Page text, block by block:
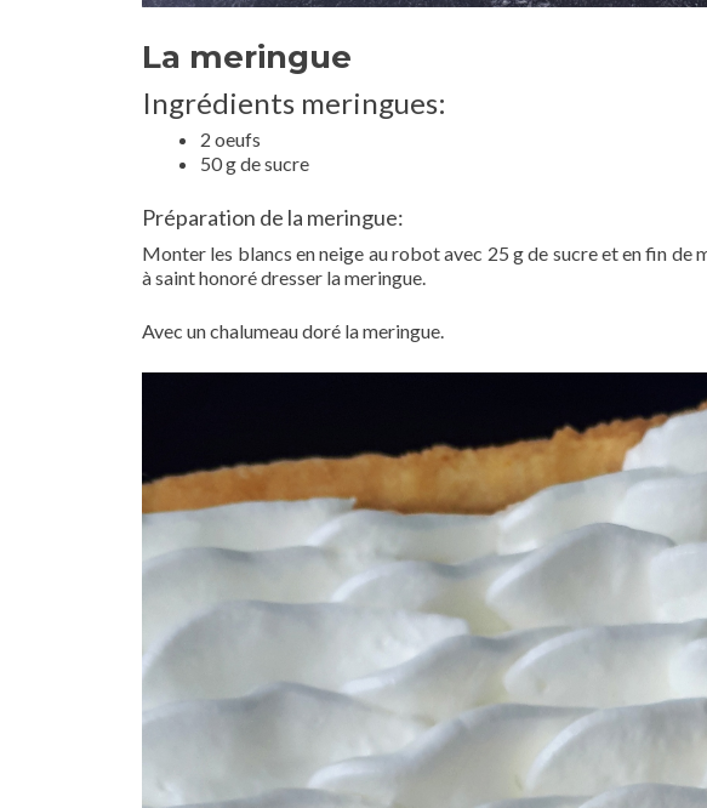
La meringue
Ingrédients meringues:
2 oeufs
50 g de sucre
Préparation de la meringue:
Monter les blancs en neige au robot avec 25 g de sucre et en fin de
à saint honoré dresser la meringue.
Avec un chalumeau doré la meringue.